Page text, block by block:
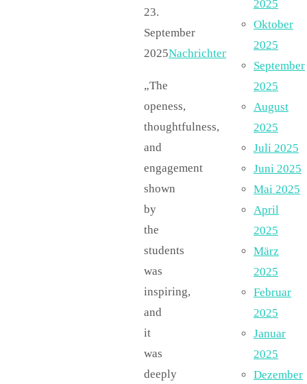
23.
September
2025Nachrichten
„The
openess,
thoughtfulness,
and
engagement
shown
by
the
students
was
inspiring,
and
it
was
deeply
2025
Oktober
2025
September
2025
August
2025
Juli 2025
Juni 2025
Mai 2025
April
2025
März
2025
Februar
2025
Januar
2025
Dezember